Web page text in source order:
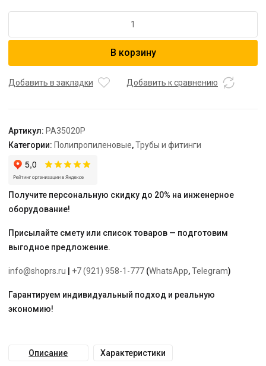
Труба
RUBIS
"PRO
AQUA"
В корзину
Добавить в закладки Добавить к сравнению
Артикул: PA35020P
Категории: Полипропиленовые,Трубы и фитинги
Получите персональную скидку до 20% на инженерное
оборудование!
Присылайте смету или список товаров — подготовим
выгодное предложение.
info@shoprs.ru +7 (921) 958-1-777 (WhatsApp,Telegram)
Гарантируем индивидуальный подход и реальную
экономию!
Описание Характеристики